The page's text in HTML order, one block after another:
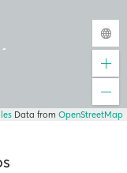
Data from OpenStreetMap